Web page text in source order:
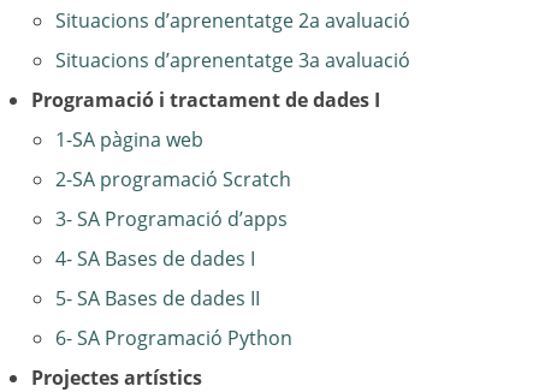
Situacions d’aprenentatge 2a avaluació
Situacions d’aprenentatge 3a avaluació
Programació i tractament de dades I
1-SA pàgina web
2-SA programació Scratch
3- SA Programació d’apps
4- SA Bases de dades I
5- SA Bases de dades II
6- SA Programació Python
Projectes artístics